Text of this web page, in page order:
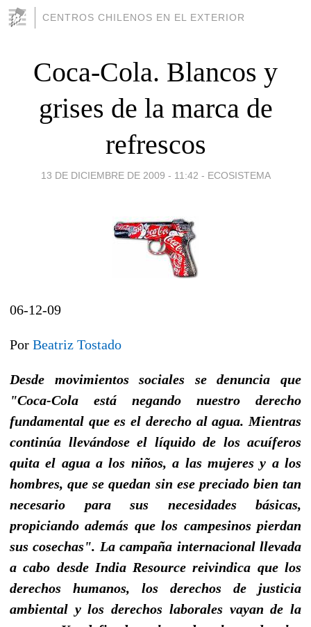
CENTROS CHILENOS EN EL EXTERIOR
Coca-Cola. Blancos y
grises de la marca de
refrescos
13 DE DICIEMBRE DE 2009 - 11:42 - ECOSISTEMA
06-12-09
Por Beatriz Tostado
Desde movimientos sociales se denuncia que
"Coca-Cola está negando nuestro derecho
fundamental que es el derecho al agua. Mientras
continúa llevándose el líquido de los acuíferos
quita el agua a los niños, a las mujeres y a los
hombres, que se quedan sin ese preciado bien tan
necesario para sus necesidades básicas,
propiciando además que los campesinos pierdan
sus cosechas". La campaña internacional llevada
a cabo desde India Resource reivindica que los
derechos humanos, los derechos de justicia
ambiental y los derechos laborales vayan de la